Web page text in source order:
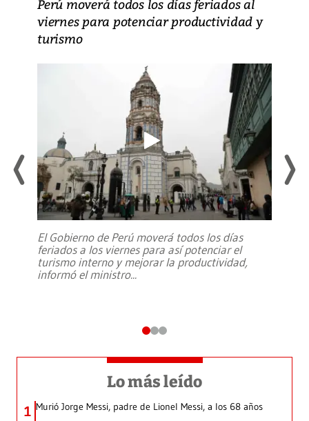
Perú moverá todos los días feriados al
viernes para potenciar productividad y
turismo
El Gobierno de Perú moverá todos los días
feriados a los viernes para así potenciar el
turismo interno y mejorar la productividad,
informó el ministro...
Lo más leído
1 Murió Jorge Messi, padre de Lionel Messi, a los 68 años